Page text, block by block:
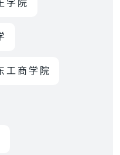
学院
工商学院